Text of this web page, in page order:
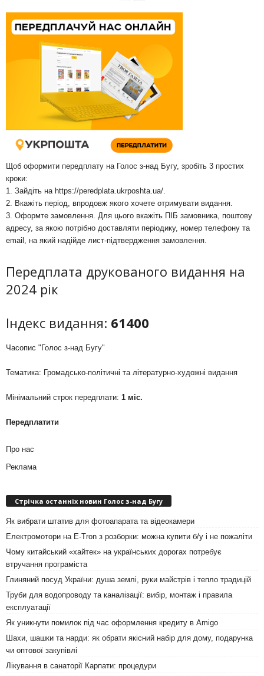
Щоб оформити передплату на Голос з-над Бугу, зробіть 3 простих
кроки:
1. Зайдіть на https://peredplata.ukrposhta.ua/
2. Вкажіть період, впродовж якого хочете отримувати видання.
3. Оформте замовлення. Для цього вкажіть ПІБ замовника, поштову
адресу, за якою потрібно доставляти періодику, номер телефону та
email, на який надійде лист-підтвердження замовлення.
Передплата друкованого видання на
2024 рік
Індекс видання: 61400
Часопис "Голос з-над Бугу"
Тематика: Громадсько-політичні та літературно-художні видання
Мінімальний строк передплати: 1 міс.
Передплатити
Про нас
Реклама
Стрічка останніх новин Голос з-над Бугу
Як вибрати штатив для фотоапарата та відеокамери
Електромотори на E-Tron з розборки: можна купити б/у і не пожаліти
Чому китайський «хайтек» на українських дорогах потребує
втручання програміста
Глиняний посуд України: душа землі, руки майстрів і тепло традицій
Труби для водопроводу та каналізації: вибір, монтаж і правила
експлуатації
Як уникнути помилок під час оформлення кредиту в Amigo
Шахи, шашки та нарди: як обрати якісний набір для дому, подарунка
чи оптової закупівлі
Лікування в санаторії Карпати: процедури